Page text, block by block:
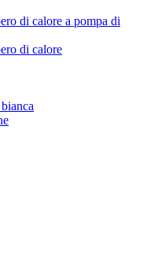
di calore a pompa di
di calore